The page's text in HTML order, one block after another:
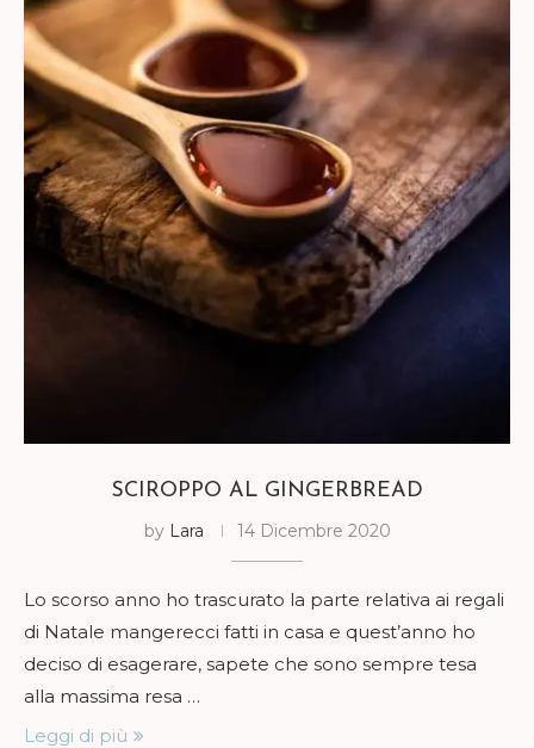
SCIROPPO AL GINGERBREAD
by Lara 14 Dicembre 2020
Lo scorso anno ho trascurato la parte relativa ai regali
di Natale mangerecci fatti in casa e quest’anno ho
deciso di esagerare, sapete che sono sempre tesa
alla massima resa …
Leggi di più